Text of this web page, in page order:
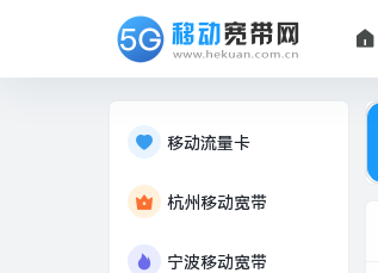
移动流量卡
杭州移动宽带
宁波移动宽带